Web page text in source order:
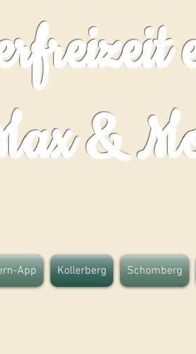
&
App Kollerberg Schomberg